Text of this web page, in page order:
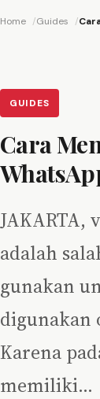
Home Guides
GUIDES
Cara
JAKARTA,
adalah
gunakan
digunakan
Karena
memiliki…